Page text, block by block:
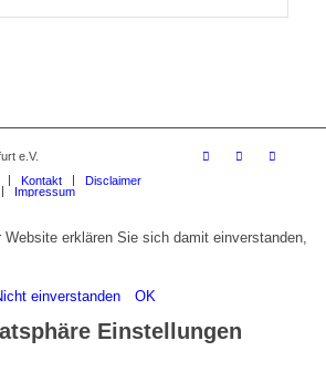
e.V.
Kontakt
Disclaimer
Impressum
Website erklären Sie sich damit einverstanden,
einverstanden OK
Einstellungen